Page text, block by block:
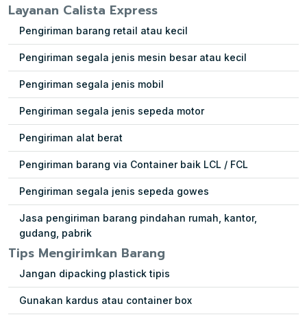
Layanan Calista Express
Pengiriman barang retail atau kecil
Pengiriman segala jenis mesin besar atau kecil
Pengiriman segala jenis mobil
Pengiriman segala jenis sepeda motor
Pengiriman alat berat
Pengiriman barang via Container baik LCL / FCL
Pengiriman segala jenis sepeda gowes
Jasa pengiriman barang pindahan rumah, kantor,
gudang, pabrik
Tips Mengirimkan Barang
Jangan dipacking plastick tipis
Gunakan kardus atau container box